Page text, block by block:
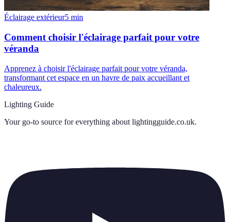
Éclairage extérieur5 min
Comment choisir l'éclairage parfait pour votre
véranda
Apprenez à choisir l'éclairage parfait pour votre véranda,
transformant cet espace en un havre de paix accueillant et
chaleureux.
Lighting Guide
Your go-to source for everything about lightingguide.co.uk.